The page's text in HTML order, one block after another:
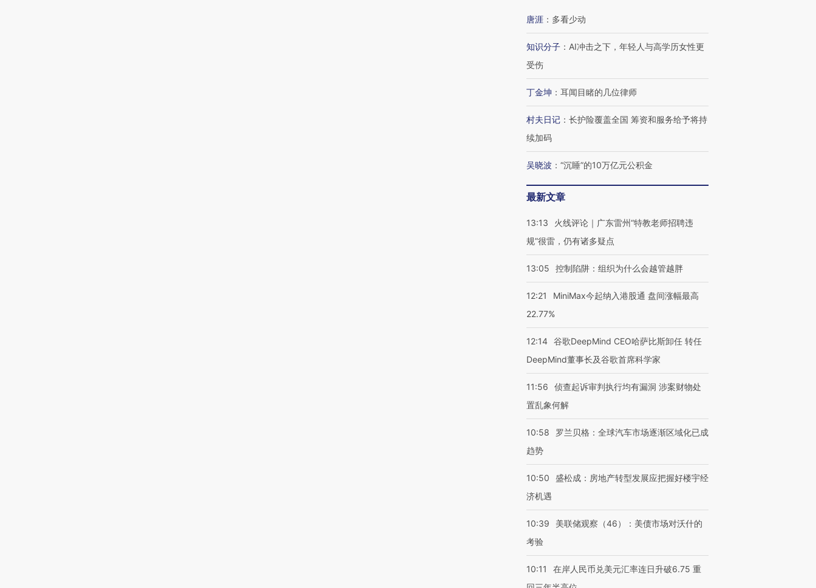
唐涯 ： 多看少动
知识分子 ： AI冲击之下，年轻人与高学历女性更
受伤
丁金坤 ： 耳闻目睹的几位律师
村夫日记 ： 长护险覆盖全国 筹资和服务给予将持
续加码
吴晓波 ： “沉睡”的10万亿元公积金
最新文章
13:13
火线评论｜广东雷州“特教老师招聘违
规”很雷，仍有诸多疑点
13:05 控制陷阱：组织为什么会越管越胖
12:21
MiniMax今起纳入港股通 盘间涨幅最高
22.77%
12:14 谷歌DeepMind CEO哈萨比斯卸任 转任
DeepMind董事长及谷歌首席科学家
11:56
侦查起诉审判执行均有漏洞 涉案财物处
置乱象何解
10:58
罗兰贝格：全球汽车市场逐渐区域化已成
趋势
10:50
盛松成：房地产转型发展应把握好楼宇经
济机遇
10:39
美联储观察（46）：美债市场对沃什的
考验
10:11
在岸人民币兑美元汇率连日升破6.75 重